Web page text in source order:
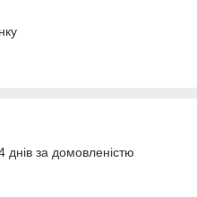
за домовленістю